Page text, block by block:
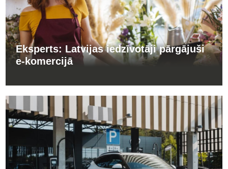
Eksperts: Latvijas iedzīvotāji pārgājuši
e-komercijā